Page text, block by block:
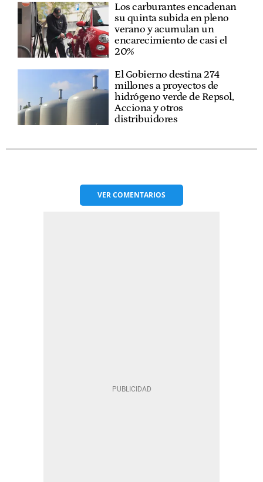
Los carburantes encadenan
su quinta subida en pleno
verano y acumulan un
encarecimiento de casi el
20%
El Gobierno destina 274
millones a proyectos de
hidrógeno verde de Repsol,
Acciona y otros
distribuidores
VERCOMENTARIOS